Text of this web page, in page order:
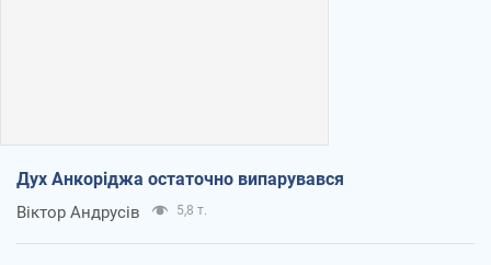
Дух Анкоріджа остаточно випарувався
Віктор Андрусів 5,8 т.